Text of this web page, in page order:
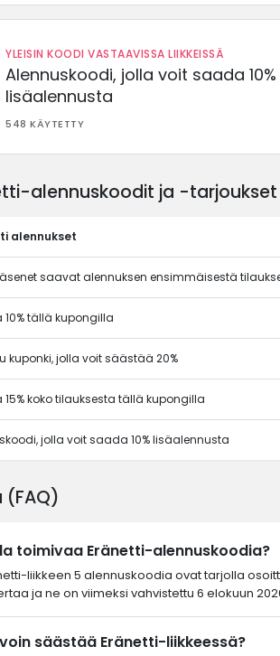
YLEISIN KOODI VASTAAVISSA LIIKKEISSÄ
Alennuskoodi, jolla voit saada 10%
lisäalennusta
548 KÄYTETTY
alennuskoodit ja -tarjoukset
alennukset
saavat alennuksen ensimmäisestä
tällä kupongilla
kuponki, jolla voit säästää 20%
koko tilauksesta tällä kupongilla
jolla voit saada 10% lisäalennusta
(FAQ)
toimivaa Eränetti-alennuskoodia?
liikkeen 5 alennuskoodia ovat tarjolla
ja ne on viimeksi vahvistettu 6 elokuun
säästää Eränetti-liikkeessä?